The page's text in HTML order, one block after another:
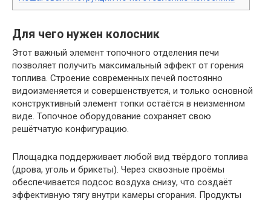
Для чего нужен колосник
Этот важный элемент топочного отделения печи
позволяет получить максимальный эффект от горения
топлива. Строение современных печей постоянно
видоизменяется и совершенствуется, и только основной
конструктивный элемент топки остаётся в неизменном
виде. Топочное оборудование сохраняет свою
решётчатую конфигурацию.
Площадка поддерживает любой вид твёрдого топлива
(дрова, уголь и брикеты). Через сквозные проёмы
обеспечивается подсос воздуха снизу, что создаёт
эффективную тягу внутри камеры сгорания. Продукты